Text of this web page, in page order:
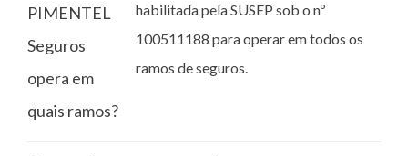
PIMENTEL
Seguros
opera em
quais ramos?
habilitada pela SUSEP sob o nº
100511188 para operar em todos os
ramos de seguros.